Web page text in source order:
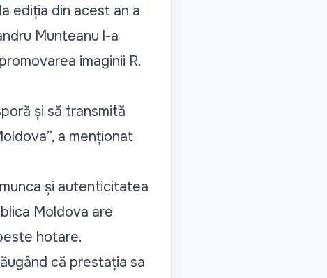
ediția din acest an a
Munteanu l-a
imaginii R.
și să transmită
”, a menționat
și autenticitatea
Moldova are
hotare.
că prestația sa